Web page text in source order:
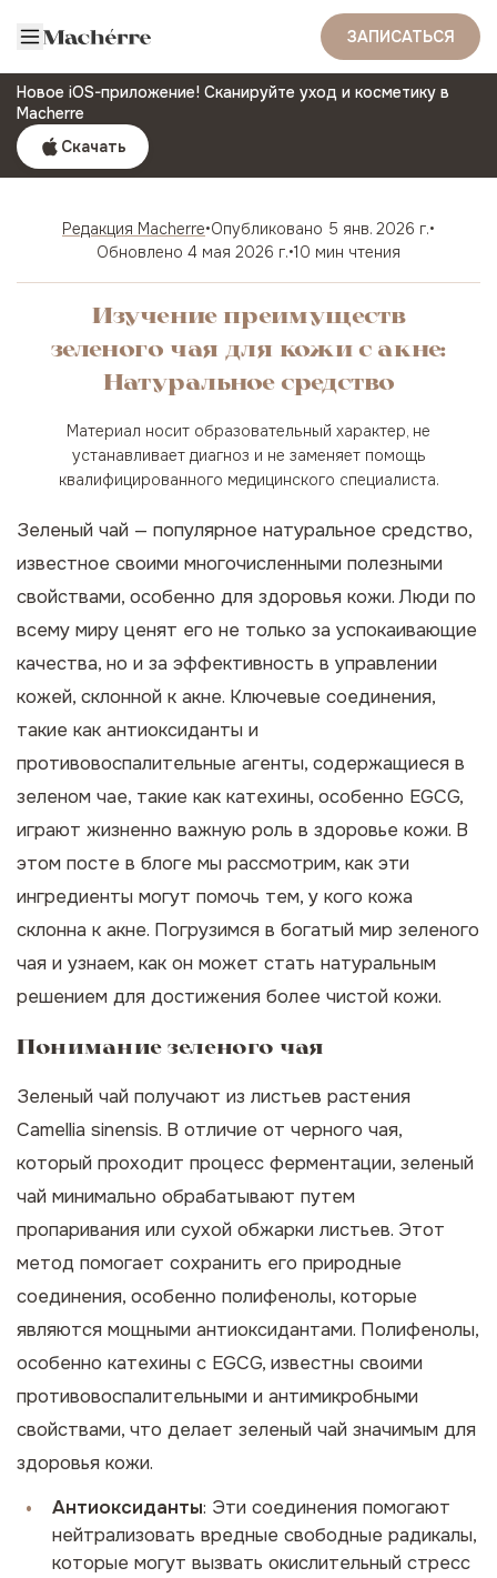
ЗАПИСАТЬСЯ
Новое iOS-приложение! Сканируйте уход и косметику в
Macherre
Скачать
Редакция Macherre•Опубликовано 5 янв. 2026 г.•
Обновлено 4 мая 2026 г.•10 мин чтения
Изучение преимуществ
зеленого чая для кожи с акне:
Натуральное средство
Материал носит образовательный характер, не
устанавливает диагноз и не заменяет помощь
квалифицированного медицинского специалиста.
Зеленый чай — популярное натуральное средство,
известное своими многочисленными полезными
свойствами, особенно для здоровья кожи. Люди по
всему миру ценят его не только за успокаивающие
качества, но и за эффективность в управлении
кожей, склонной к акне. Ключевые соединения,
такие как антиоксиданты и
противовоспалительные агенты, содержащиеся в
зеленом чае, такие как катехины, особенно EGCG,
играют жизненно важную роль в здоровье кожи. В
этом посте в блоге мы рассмотрим, как эти
ингредиенты могут помочь тем, у кого кожа
склонна к акне. Погрузимся в богатый мир зеленого
чая и узнаем, как он может стать натуральным
решением для достижения более чистой кожи.
Понимание зеленого чая
Зеленый чай получают из листьев растения
Camellia sinensis. В отличие от черного чая,
который проходит процесс ферментации, зеленый
чай минимально обрабатывают путем
пропаривания или сухой обжарки листьев. Этот
метод помогает сохранить его природные
соединения, особенно полифенолы, которые
являются мощными антиоксидантами. Полифенолы,
особенно катехины с EGCG, известны своими
противовоспалительными и антимикробными
свойствами, что делает зеленый чай значимым для
здоровья кожи.
Антиоксиданты: Эти соединения помогают
нейтрализовать вредные свободные радикалы,
которые могут вызвать окислительный стресс